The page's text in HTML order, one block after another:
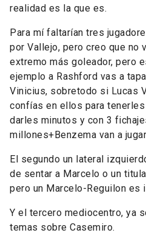
realidad es la que es.
Para mí faltarían tres
por Vallejo, pero creo que no
extremo más goleador, pero
ejemplo a Rashford vas a
Vinicius, sobretodo si Lucas
confías en ellos para
darles minutos y con 3
millones+Benzema van a
El segundo un lateral
de sentar a Marcelo o un
pero un Marcelo-Reguilon
Y el tercero mediocentro, ya
temas sobre Casemiro.